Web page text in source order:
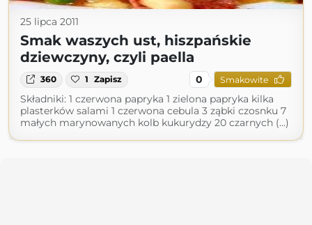
25 lipca 2011
Smak waszych ust, hiszpańskie
dziewczyny, czyli paella
360 1 Zapisz 0 Smakowite
Składniki: 1 czerwona papryka 1 zielona papryka kilka
plasterków salami 1 czerwona cebula 3 ząbki czosnku 7
małych marynowanych kolb kukurydzy 20 czarnych (...)